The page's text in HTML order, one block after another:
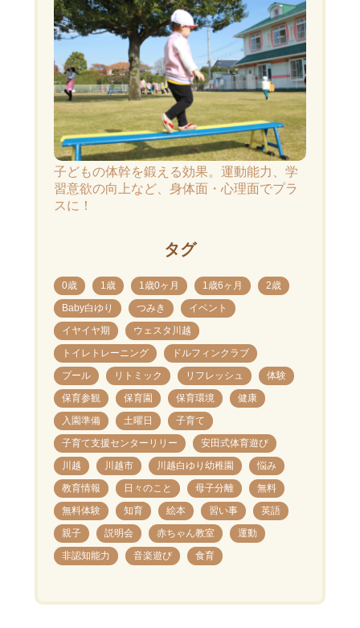
子どもの体幹を鍛える効果。運動能力、学
習意欲の向上など、身体面・心理面でプラ
スに！
タグ
0歳 1歳 1歳0ヶ月 1歳6ヶ月
2歳
Baby白ゆり
つみき
イベント
イヤイヤ期
ウェスタ川越
トイレトレーニング
ドルフィンクラブ
プール
リトミック リフレッシュ
体験
保育参観
保育園 保育環境
健康
入園準備
土曜日
子育て
子育て支援センターリリー
安田式体育遊び
川越
川越市 川越白ゆり幼稚園
悩み
教育情報
日々のこと 母子分離
無料
無料体験
知育 絵本 習い事
英語
親子
説明会 赤ちゃん教室
運動
非認知能力
音楽遊び 食育